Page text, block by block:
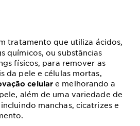
tratamento que utiliza ácidos,
químicos, ou substâncias
físicos, para remover as
da pele e células mortas,
celular e melhorando a
além de uma variedade de
manchas, cicatrizes e